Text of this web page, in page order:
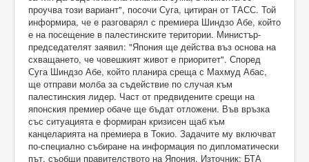
проучва този вариант", посочи Суга, цитиран от ТАСС. Той
информира, че е разговарял с премиера Шиндзо Абе, който
е на посещение в палестинските територии. Министър-
председателят заявил: "Япония ще действа въз основа на
схващането, че човешкият живот е приоритет". Според
Суга Шиндзо Абе, който планира среща с Махмуд Абас,
ще отправи молба за съдействие по случая към
палестинския лидер. Част от предвидените срещи на
японския премиер обаче ще бъдат отложени. Във връзка
със ситуацията е формиран кризисен щаб към
канцеларията на премиера в Токио. Задачите му включват
по-специално събиране на информация по дипломатически
път, съобщи правителството на Япония. Източник: БТА